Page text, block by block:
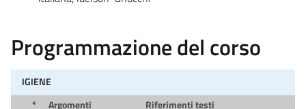
Programmazione del corso
IGIENE
*
Argomenti
Riferimenti testi